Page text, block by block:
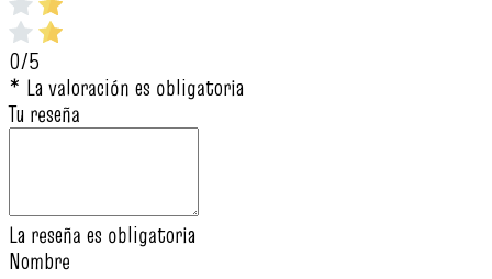
0/5
* La valoración es obligatoria
Tu reseña
La reseña es obligatoria
Nombre